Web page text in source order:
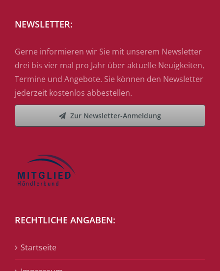
NEWSLETTER:
Gerne informieren wir Sie mit unserem Newsletter
drei bis vier mal pro Jahr über aktuelle Neuigkeiten,
Termine und Angebote. Sie können den Newsletter
jederzeit kostenlos abbestellen.
Zur Newsletter-Anmeldung
RECHTLICHE ANGABEN:
Startseite